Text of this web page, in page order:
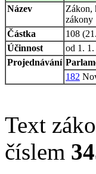
Název
Zákon,
zákony
Částka
108
Účinnost
od 1.
Projednávání
182
Text
číslem